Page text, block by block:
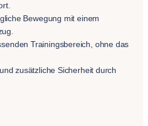
Bewegung mit einem
Trainingsbereich, ohne das
zusätzliche Sicherheit durch